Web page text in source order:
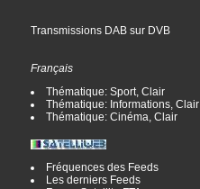
Transmissions DAB sur DVB
Français
Thématique: Sport, Clair
Thématique: Informations, Clair
Thématique: Cinéma, Clair
Fréquences des Feeds
Les derniers Feeds